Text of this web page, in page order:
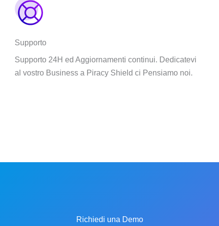
Supporto
Supporto 24H ed Aggiornamenti continui. Dedicatevi
al vostro Business a Piracy Shield ci Pensiamo noi.
Richiedi una Demo